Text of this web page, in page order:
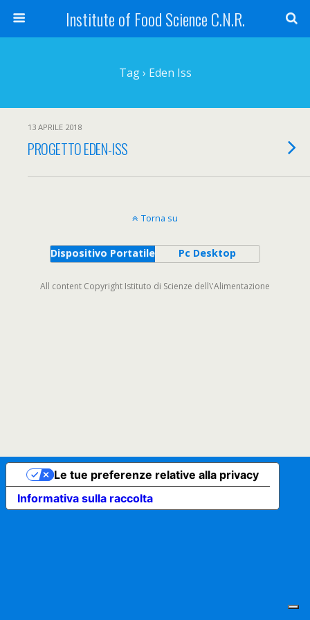
Institute of Food Science C.N.R.
Tag › Eden Iss
13 APRILE 2018
PROGETTO EDEN-ISS
Torna su
Dispositivo Portatile Pc Desktop
All content Copyright Istituto di Scienze dell\'Alimentazione
Informativa sulla raccolta
Le tue preferenze relative alla privacy